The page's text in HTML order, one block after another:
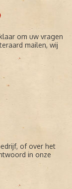
om uw vragen
mailen, wij
of over het
in onze